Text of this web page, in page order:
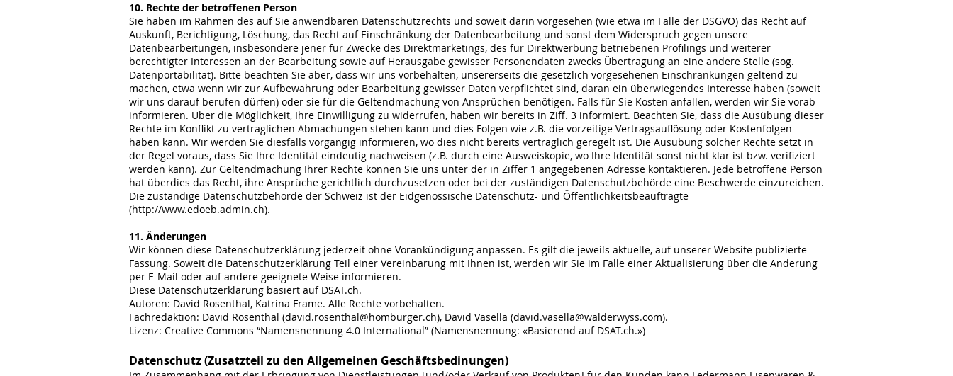
10. Rechte der betroffenen Person
Sie haben im Rahmen des auf Sie anwendbaren Datenschutzrechts und soweit darin vorgesehen (wie etwa im Falle der DSGVO) das Recht auf
Auskunft, Berichtigung, Löschung, das Recht auf Einschränkung der Datenbearbeitung und sonst dem Widerspruch gegen unsere
Datenbearbeitungen, insbesondere jener für Zwecke des Direktmarketings, des für Direktwerbung betriebenen Profilings und weiterer
berechtigter Interessen an der Bearbeitung sowie auf Herausgabe gewisser Personendaten zwecks Übertragung an eine andere Stelle (sog.
Datenportabilität). Bitte beachten Sie aber, dass wir uns vorbehalten, unsererseits die gesetzlich vorgesehenen Einschränkungen geltend zu
machen, etwa wenn wir zur Aufbewahrung oder Bearbeitung gewisser Daten verpflichtet sind, daran ein überwiegendes Interesse haben (soweit
wir uns darauf berufen dürfen) oder sie für die Geltendmachung von Ansprüchen benötigen. Falls für Sie Kosten anfallen, werden wir Sie vorab
informieren. Über die Möglichkeit, Ihre Einwilligung zu widerrufen, haben wir bereits in Ziff. 3 informiert. Beachten Sie, dass die Ausübung dieser
Rechte im Konflikt zu vertraglichen Abmachungen stehen kann und dies Folgen wie z.B. die vorzeitige Vertragsauflösung oder Kostenfolgen
haben kann. Wir werden Sie diesfalls vorgängig informieren, wo dies nicht bereits vertraglich geregelt ist. Die Ausübung solcher Rechte setzt in
der Regel voraus, dass Sie Ihre Identität eindeutig nachweisen (z.B. durch eine Ausweiskopie, wo Ihre Identität sonst nicht klar ist bzw. verifiziert
werden kann). Zur Geltendmachung Ihrer Rechte können Sie uns unter der in Ziffer 1 angegebenen Adresse kontaktieren. Jede betroffene Person
hat überdies das Recht, ihre Ansprüche gerichtlich durchzusetzen oder bei der zuständigen Datenschutzbehörde eine Beschwerde einzureichen.
Die zuständige Datenschutzbehörde der Schweiz ist der Eidgenössische Datenschutz- und Öffentlichkeitsbeauftragte
(http://www.edoeb.admin.ch).
11. Änderungen
Wir können diese Datenschutzerklärung jederzeit ohne Vorankündigung anpassen. Es gilt die jeweils aktuelle, auf unserer Website publizierte
Fassung. Soweit die Datenschutzerklärung Teil einer Vereinbarung mit Ihnen ist, werden wir Sie im Falle einer Aktualisierung über die Änderung
per E-Mail oder auf andere geeignete Weise informieren.
Diese Datenschutzerklärung basiert auf DSAT.ch.
Autoren: David Rosenthal, Katrina Frame. Alle Rechte vorbehalten.
Fachredaktion: David Rosenthal (david.rosenthal@homburger.ch), David Vasella (david.vasella@walderwyss.com).
Lizenz: Creative Commons “Namensnennung 4.0 International” (Namensnennung: «Basierend auf DSAT.ch.»)
Datenschutz (Zusatzteil zu den Allgemeinen Geschäftsbedinungen)